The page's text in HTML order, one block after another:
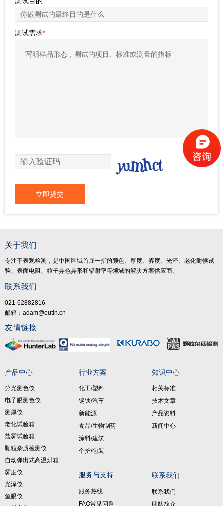
测试需求*
关于我们
专注于表观检测，是中国区域首屈一指的颜色、厚度、雾度、光泽、老化耐候试
验、表面电阻、粒子异色异形和辐射率等领域的解决方案供应商。
联系我们
021-62882816
邮箱：adam@eutin.cn
友情链接
产品中心
分光测色仪
电子眼测色仪
测厚仪
老化试验箱
盐雾试验箱
颗粒杂质检测仪
自动弹出式高温烘箱
雾度仪
光泽仪
鱼眼仪
行业方案
化工/塑料
钢铁/汽车
新能源
食品/生物制药
涂料/建筑
个护/包装
服务与支持
服务热线
FAQ常见问题
知识中心
相关标准
技术文章
产品资料
新闻中心
联系我们
联系我们
团队简介